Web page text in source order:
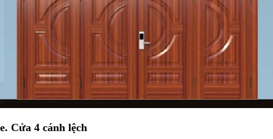
e. Cửa 4 cánh lệch